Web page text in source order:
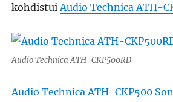
kohdistuiAudio Technica ATH-
Audio Technica ATH-CKP500RD
Audio Technica ATH-CKP500